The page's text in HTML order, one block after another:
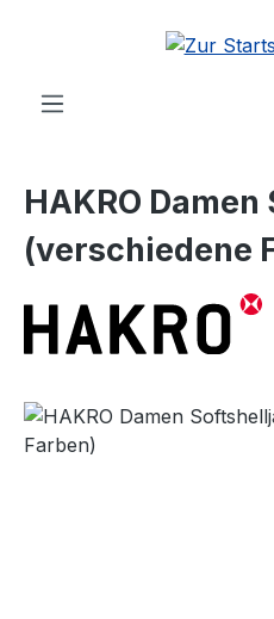
Zum Hauptinhalt springen
HAKRO
(verschiedene
Bildergalerie überspringen